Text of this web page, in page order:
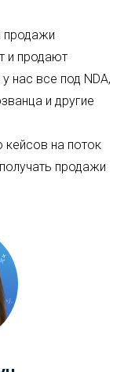
продажи
и продают
нас все под NDA,
и другие
кейсов на поток
продажи